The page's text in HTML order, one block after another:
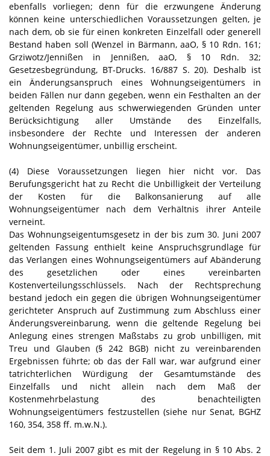
ebenfalls vorliegen; denn für die erzwungene Änderung
können keine unterschiedlichen Voraussetzungen gelten, je
nach dem, ob sie für einen konkreten Einzelfall oder generell
Bestand haben soll (Wenzel in Bärmann, aaO, § 10 Rdn. 161;
Grziwotz/Jennißen in Jennißen, aaO, § 10 Rdn. 32;
Gesetzesbegründung, BT-Drucks. 16/887 S. 20). Deshalb ist
ein Änderungsanspruch eines Wohnungseigentümers in
beiden Fällen nur dann gegeben, wenn ein Festhalten an der
geltenden Regelung aus schwerwiegenden Gründen unter
Berücksichtigung aller Umstände des Einzelfalls,
insbesondere der Rechte und Interessen der anderen
Wohnungseigentümer, unbillig erscheint.
(4) Diese Voraussetzungen liegen hier nicht vor. Das
Berufungsgericht hat zu Recht die Unbilligkeit der Verteilung
der Kosten für die Balkonsanierung auf alle
Wohnungseigentümer nach dem Verhältnis ihrer Anteile
verneint.
Das Wohnungseigentumsgesetz in der bis zum 30. Juni 2007
geltenden Fassung enthielt keine Anspruchsgrundlage für
das Verlangen eines Wohnungseigentümers auf Abänderung
des gesetzlichen oder eines vereinbarten
Kostenverteilungsschlüssels. Nach der Rechtsprechung
bestand jedoch ein gegen die übrigen Wohnungseigentümer
gerichteter Anspruch auf Zustimmung zum Abschluss einer
Änderungsvereinbarung, wenn die geltende Regelung bei
Anlegung eines strengen Maßstabs zu grob unbilligen, mit
Treu und Glauben (§ 242 BGB) nicht zu vereinbarenden
Ergebnissen führte; ob das der Fall war, war aufgrund einer
tatrichterlichen Würdigung der Gesamtumstände des
Einzelfalls und nicht allein nach dem Maß der
Kostenmehrbelastung des benachteiligten
Wohnungseigentümers festzustellen (siehe nur Senat, BGHZ
160, 354, 358 ff. m.w.N.).
Seit dem 1. Juli 2007 gibt es mit der Regelung in § 10 Abs. 2